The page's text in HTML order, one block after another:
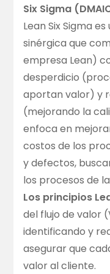
Six Sigma
Lean Six Sigma
sinérgica que
empresa Lean)
desperdicio
aportan valor) y
(mejorando la
enfoca en
costos de los
y defectos,
los procesos de
Los principios
del flujo de valor
identificando y
asegurar que
valor al cliente.